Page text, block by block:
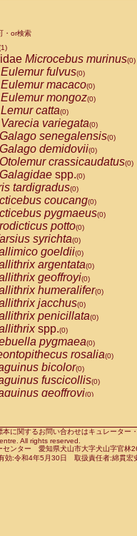
nigrivittatus
boliviensis(0)
sciureus(0)
caraya(0)
fusca(0)
seniculus
spp.(0)
belzebuth(0)
geoffroyi(0)
paniscus(0)
spp.(0)
lagothricha
lagothricha cana
Cacajao calvus
Callicebus cupreus
Callicebus donacophilus
Callicebus moloch
Callicebus torquatus
Callicebusspp.(0)
Chiropotes satanas(0)
Pithecia monachus
Pithecia pithecia(0)
Cercocebus agilis
Cercocebus
Cercocebus
Cercocebus
Cercocebus
Cercocebushybrid
Papio anubis(0)
Papio cynocephalus
Papio hamadryas(0)
・or検索
Microcebus murinus(0)
Eulemur fulvus(0)
Eulemur macaco(0)
Eulemur mongoz(0)
Lemur catta(0)
Varecia variegata(0)
Galago senegalensis(0)
Galago demidovii(0)
Otolemur crassicaudatus(0)
Galagidae spp.(0)
tardigradus(0)
coucang(0)
pygmaeus(0)
potto(0)
syrichta(0)
goeldii(0)
argentata(0)
geoffroyi(0)
humeralifer(0)
jacchus(0)
penicillata(0)
spp.(0)
pygmaea(0)
rosalia(0)
bicolor(0)
fuscicollis(0)
geoffroyi(0)
leucopus(0)
midas(0)
mystax(0)
に関するお問い合わせはキュレータ
All rights reserved.
センター 愛知県犬山市大字犬山字官
効:令和4年5月30日 取扱責任者:綿貫宏